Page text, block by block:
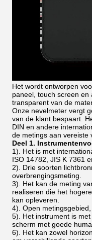
Het wordt ontworpen
paneel, touch screen
transparent van de
Onze nevelmeter vergt
van de klant bespaart.
DIN en andere
de metings aan vereiste
Deel 1.
1). Het is met
ISO 14782, JIS K 7361
2). Drie soorten
overbrengingsmeting.
3). Het kan de meting
realiseren die het
kan opleveren.
4). Open
5). Het instrument is
scherm met goede
6). Het kan zowel